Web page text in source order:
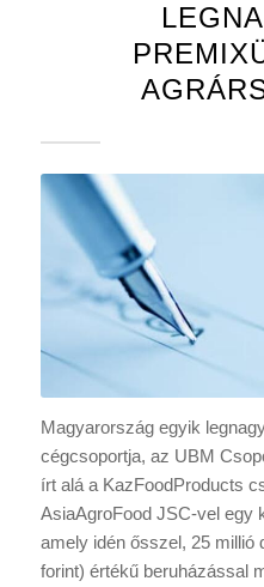
Magyarország egyik
cégcsoportja, az UBM
írt alá a KazFoodProducts
AsiaAgroFood JSC-vel egy
amely idén ősszel, 25 millió
forint) értékű beruházással